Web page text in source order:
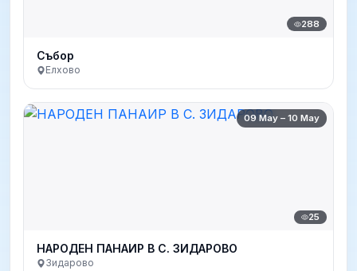
288
Събор
Елхово
09 May – 10 May
25
НАРОДEН ПАНАИР В С. ЗИДАРОВО
Зидарово